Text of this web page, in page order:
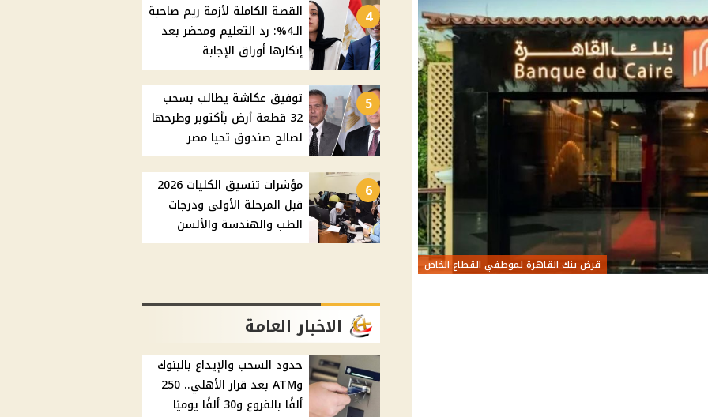
قرض بنك القاهرة لموظفي القطاع الخاص
4
القصة الكاملة لأزمة ريم صاحبة
الـ4%: رد التعليم ومحضر بعد
إنكارها أوراق الإجابة
5
توفيق عكاشة يطالب بسحب
32 قطعة أرض بأكتوبر وطرحها
لصالح صندوق تحيا مصر
6
مؤشرات تنسيق الكليات 2026
قبل المرحلة الأولى ودرجات
الطب والهندسة والألسن
الاخبار العامة
حدود السحب والإيداع بالبنوك
وATM بعد قرار الأهلي.. 250
ألفًا بالفروع و30 ألفًا يوميًا